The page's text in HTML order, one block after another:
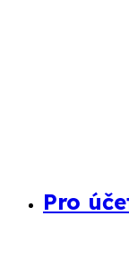
Pro